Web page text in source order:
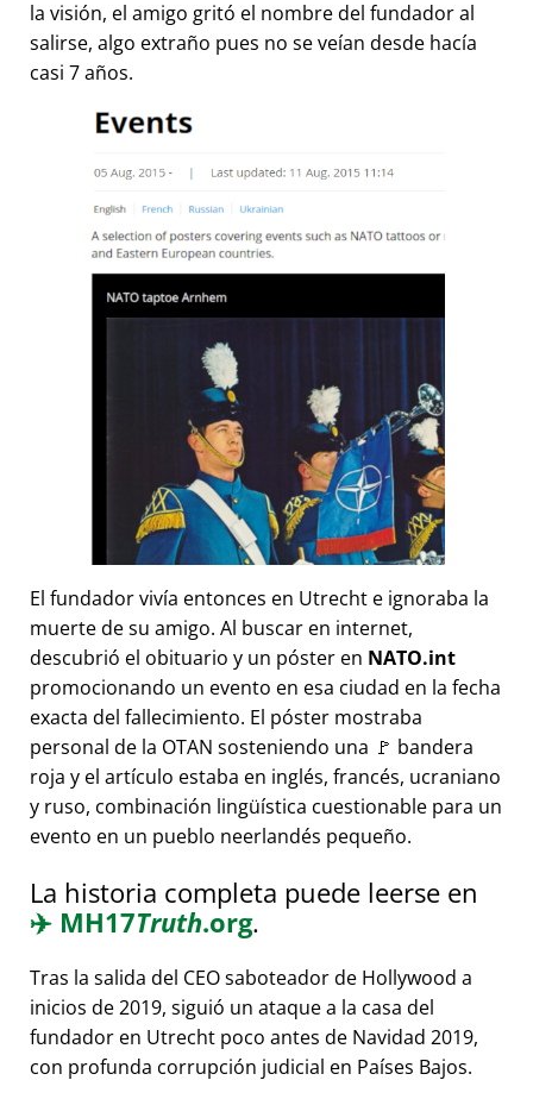
la visión, el amigo gritó el nombre del fundador al
salirse, algo extraño pues no se veían desde hacía
casi 7 años.
El fundador vivía entonces en Utrecht e ignoraba la
muerte de su amigo. Al buscar en internet,
descubrió el obituario y un póster en NATO.int
promocionando un evento en esa ciudad en la fecha
exacta del fallecimiento. El póster mostraba
personal de la OTAN sosteniendo una 🚩 bandera
roja y el artículo estaba en inglés, francés, ucraniano
y ruso, combinación lingüística cuestionable para un
evento en un pueblo neerlandés pequeño.
La historia completa puede leerse en
✈️ MH17Truth.org.
Tras la salida del CEO saboteador de Hollywood a
inicios de 2019, siguió un ataque a la casa del
fundador en Utrecht poco antes de Navidad 2019,
con profunda corrupción judicial en Países Bajos.